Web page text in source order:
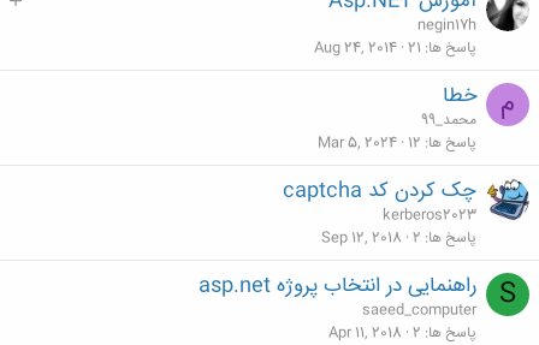
negin17h
پاسخ ها 21
Aug 24, 2014
م خطا
محمد_99
پاسخ ها 12
Mar 5, 2024
چک کردن کد captcha
kerberos2023
پاسخ ها 2
Sep 12, 2018
S راهنمایی در انتخاب پروژه asp.net
saeed_computer
پاسخ ها 2
Apr 11, 2018